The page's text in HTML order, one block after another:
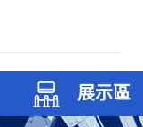
展示區